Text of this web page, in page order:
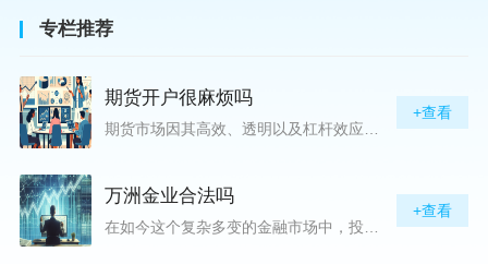
专栏推荐
期货开户很麻烦吗
+查看
万洲金业合法吗
+查看